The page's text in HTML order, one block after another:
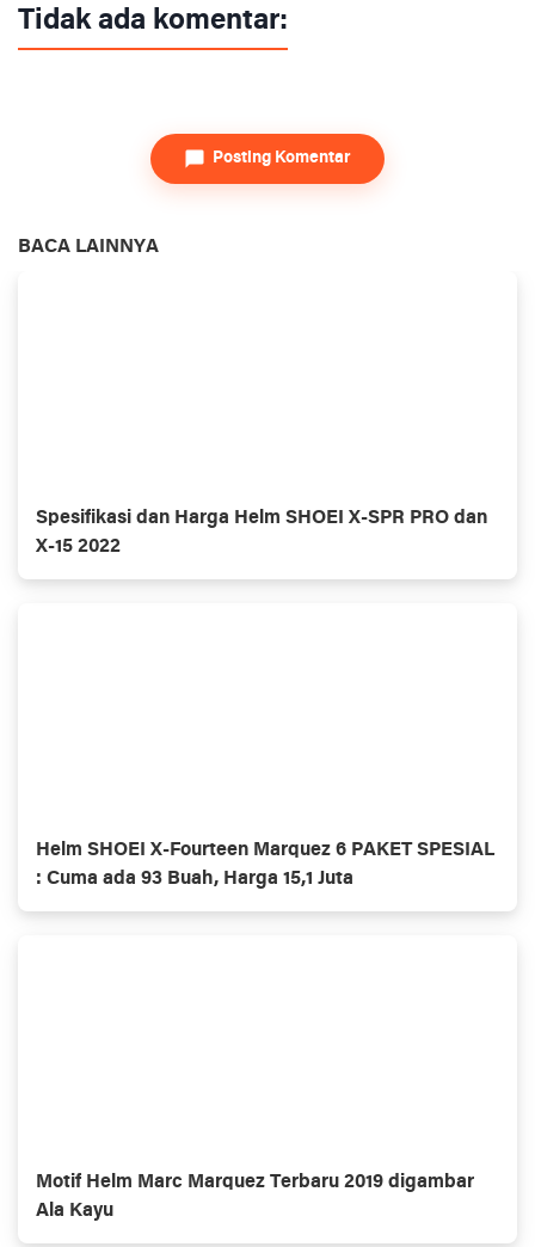
Tidak ada komentar:
Posting Komentar
BACA LAINNYA
Spesifikasi dan Harga Helm SHOEI X-SPR PRO dan
X-15 2022
Helm SHOEI X-Fourteen Marquez 6 PAKET SPESIAL
: Cuma ada 93 Buah, Harga 15,1 Juta
Motif Helm Marc Marquez Terbaru 2019 digambar
Ala Kayu